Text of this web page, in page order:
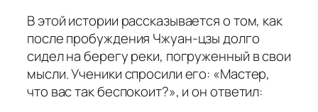
В этой истории рассказывается о том, как
после пробуждения Чжуан-цзы долго
сидел на берегу реки, погруженный в свои
мысли. Ученики спросили его: «Мастер,
что вас так беспокоит?», и он ответил: